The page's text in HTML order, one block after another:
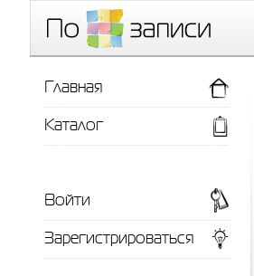
Главная
Каталог
Войти
Зарегистрироваться